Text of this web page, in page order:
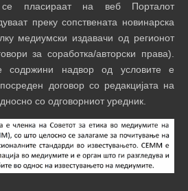
пласираат на веб Порталот
преку сопствената новинарска
медиумски издавачи од регионот
за соработка/авторски права).
содржини надвор од условите е
договор со редакцијата на
со одговорниот уредник.